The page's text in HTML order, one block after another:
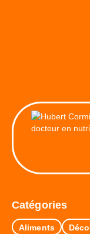
Catégories
Aliments